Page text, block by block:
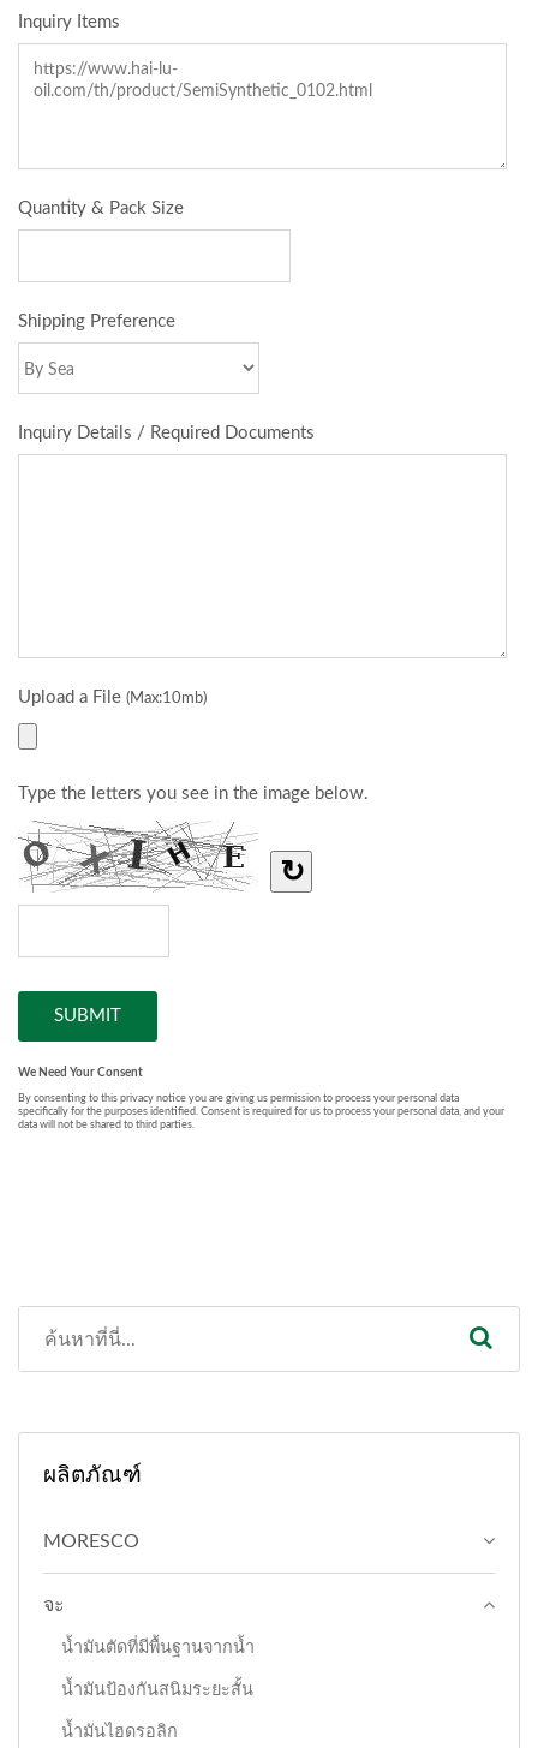
ผลิตภัณฑ์
MORESCO
จะ
น้ำมันตัดที่มีพื้นฐานจากน้ำ
น้ำมันป้องกันสนิมระยะสั้น
น้ำมันไฮดรอลิก